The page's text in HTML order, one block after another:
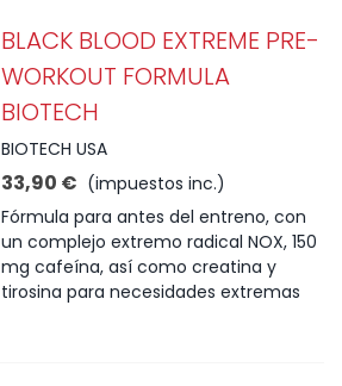
BLACK BLOOD EXTREME PRE-
WORKOUT FORMULA
BIOTECH
BIOTECH USA
33,90 € (impuestos inc.)
Fórmula para antes del entreno, con
un complejo extremo radical NOX, 150
mg cafeína, así como creatina y
tirosina para necesidades extremas